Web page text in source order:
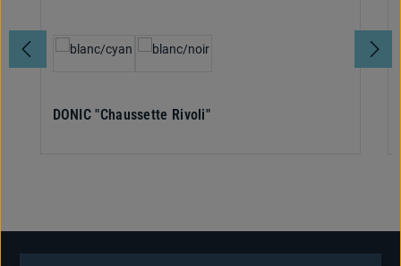
DONIC "Chaussette Rivoli"